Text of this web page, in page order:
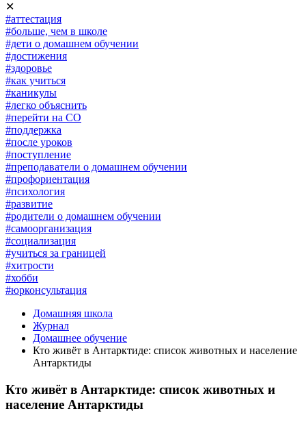
✕
#аттестация
#больше, чем в школе
#дети о домашнем обучении
#достижения
#здоровье
#как учиться
#каникулы
#легко объяснить
#перейти на СО
#поддержка
#после уроков
#поступление
#преподаватели о домашнем обучении
#профориентация
#психология
#развитие
#родители о домашнем обучении
#самоорганизация
#социализация
#учиться за границей
#хитрости
#хобби
#юрконсультация
Домашняя школа
Журнал
Домашнее обучение
Кто живёт в Антарктиде: список животных и население
Антарктиды
Кто живёт в Антарктиде: список животных и
население Антарктиды